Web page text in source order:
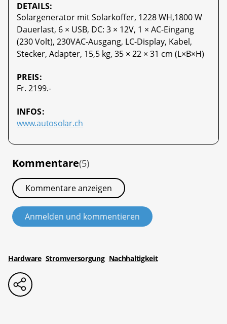
DETAILS:
Solargenerator mit Solarkoffer, 1228 WH,1800 W
Dauerlast, 6 × USB, DC: 3 × 12V, 1 × AC-Eingang
(230 Volt), 230VAC-Ausgang, LC-Display, Kabel,
Stecker, Adapter, 15,5 kg, 35 × 22 × 31 cm (L×B×H)
PREIS:
Fr. 2199.-
INFOS:
www.autosolar.ch
Kommentare(5)
Kommentare anzeigen
Anmelden und kommentieren
Hardware Stromversorgung Nachhaltigkeit